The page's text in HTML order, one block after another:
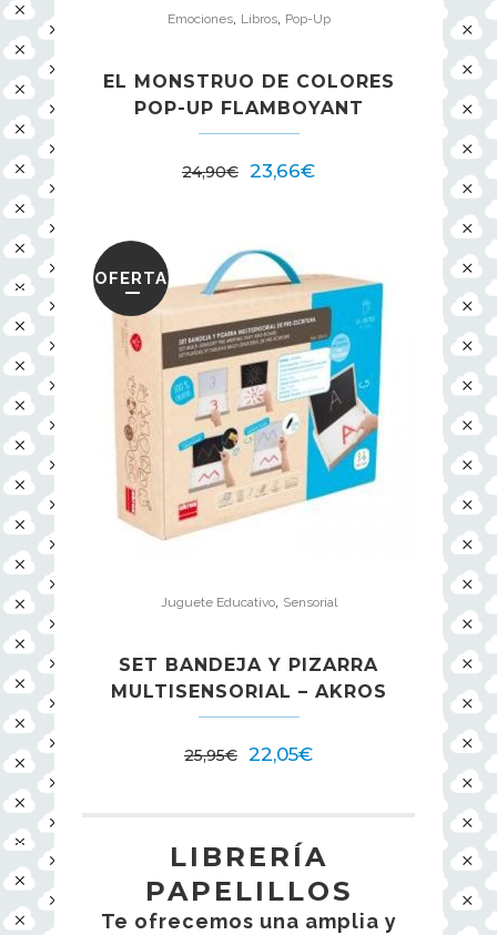
Emociones, Libros, Pop-Up
EL MONSTRUO DE COLORES
POP-UP FLAMBOYANT
24,90€ El
era:
24,90€.
23,66€El
23,66€.
OFERTA
Juguete Educativo, Sensorial
SET BANDEJA Y PIZARRA
MULTISENSORIAL – AKROS
25,95€ El
25,95€.
22,05€El
22,05€.
LIBRERÍA
PAPELILLOS
Te ofrecemos una amplia y